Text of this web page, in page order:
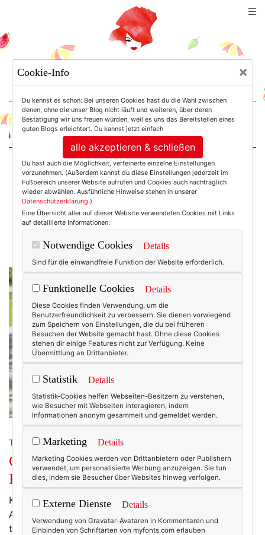
For Women. Not Girls.
Einträge mit dem
Tag: Vintagemode
TEXTERELLA LIEBT MODE. (UND GESCHICHTEN.)
Getragen, geliebt, weitergegeben: Was
Kleidung erzählt.
Kleidung wird in meinen Augen viel zu oft banalisiert.
Als wären die Teile, in die wir morgens schlüpfen,
tatsächlich nur ein Schutz vor Wind, Wetter und Sonne
Cookie-Info ×
Du kennst es schon: Bei unseren Cookies hast du die Wahl zwischen
denen, ohne die unser Blog nicht läuft und weiteren, über deren
Bestätigung wir uns freuen würden, weil es uns das Bereitstellen eines
guten Blogs erleichtert. Du kannst jetzt einfach
alle akzeptieren & schließen
Du hast auch die Möglichkeit, verfeinerte einzelne Einstellungen
vorzunehmen. (Außerdem kannst du diese Einstellungen jederzeit im
Fußbereich unserer Website aufrufen und Cookies auch nachträglich
wieder abwählen. Ausführliche Hinweise stehen in unserer
Datenschutzerklärung.)
Eine Übersicht aller auf dieser Website verwendeten Cookies mit Links
auf detaillierte Informationen:
Notwendige Cookies Details
Sind für die einwandfreie Funktion der Website erforderlich.
Funktionelle Cookies Details
Diese Cookies finden Verwendung, um die
Benutzerfreundlichkeit zu verbessern. Sie dienen vorwiegend
zum Speichern von Einstellungen, die du bei früheren
Besuchen der Website gemacht hast. Ohne diese Cookies
stehen dir einige Features nicht zur Verfügung. Keine
Übermittlung an Drittanbieter.
Statistik Details
Statistik-Cookies helfen Webseiten-Besitzern zu verstehen,
wie Besucher mit Webseiten interagieren, indem
Informationen anonym gesammelt und gemeldet werden.
Marketing Details
Marketing Cookies werden von Drittanbietern oder Publishern
verwendet, um personalisierte Werbung anzuzeigen. Sie tun
dies, indem sie Besucher über Websites hinweg verfolgen.
Externe Dienste Details
Verwendung von Gravatar-Avataren in Kommentaren und
Einbinden von Schriftarten von myfonts.com erlauben